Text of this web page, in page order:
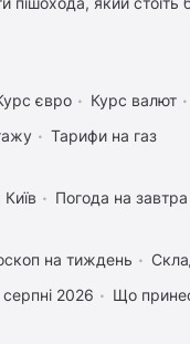
євро Курс валют
Тарифи на газ
Погода на завтра
на тиждень
2026
Що